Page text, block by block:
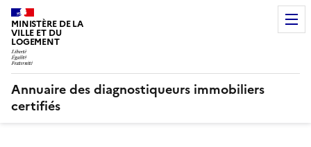
MINISTÈRE DE LA
VILLE ET DU
LOGEMENT
Annuaire des diagnostiqueurs immobiliers
certifiés